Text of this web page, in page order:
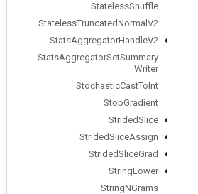
StatelessShuffle
StatelessTruncatedNormal V2
StatsAggregatorHandleV2
StatsAggregatorSetSummary
Writer
StochasticCastToInt
StopGradient
StridedSlice
StridedSliceAssign
StridedSliceGrad
StringLower
StringNGrams